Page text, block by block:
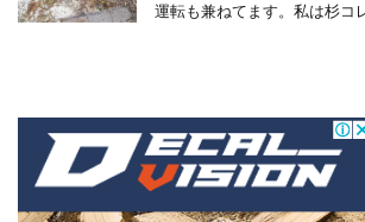
運転も兼ねてます。私は杉コ